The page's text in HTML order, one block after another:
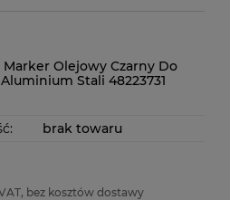
Olejowy Czarny Do
Stali 48223731
brak towaru
bez kosztów dostawy